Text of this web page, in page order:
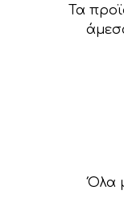
Τα
Όλα